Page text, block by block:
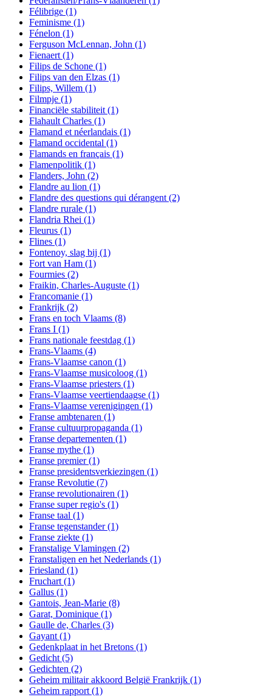
Félibrige (1)
Feminisme (1)
Fénelon (1)
Ferguson McLennan, John (1)
Fienaert (1)
Filips de Schone (1)
Filips van den Elzas (1)
Filips, Willem (1)
Filmpje (1)
Financiële stabiliteit (1)
Flahault Charles (1)
Flamand et néerlandais (1)
Flamand occidental (1)
Flamands en français (1)
Flamenpolitik (1)
Flanders, John (2)
Flandre au lion (1)
Flandre des questions qui dérangent (2)
Flandre rurale (1)
Flandria Rhei (1)
Fleurus (1)
Flines (1)
Fontenoy, slag bij (1)
Fort van Ham (1)
Fourmies (2)
Fraikin, Charles-Auguste (1)
Francomanie (1)
Frankrijk (2)
Frans en toch Vlaams (8)
Frans I (1)
Frans nationale feestdag (1)
Frans-Vlaams (4)
Frans-Vlaamse canon (1)
Frans-Vlaamse musicoloog (1)
Frans-Vlaamse priesters (1)
Frans-Vlaamse veertiendaagse (1)
Frans-Vlaamse verenigingen (1)
Franse ambtenaren (1)
Franse cultuurpropaganda (1)
Franse departementen (1)
Franse mythe (1)
Franse premier(1)
Franse presidentsverkiezingen (1)
Franse Revolutie (7)
Franse revolutionairen (1)
Franse super regio's (1)
Franse taal (1)
Franse tegenstander(1)
Franse ziekte (1)
Franstalige Vlamingen (2)
Franstaligen en het Nederlands (1)
Friesland (1)
Fruchart (1)
Gallus (1)
Gantois, Jean-Marie (8)
Garat, Dominique (1)
Gaulle de, Charles (3)
Gayant (1)
Gedenkplaat in het Bretons (1)
Gedicht (5)
Gedichten (2)
Geheim militair akkoord België Frankrijk (1)
Geheim rapport (1)